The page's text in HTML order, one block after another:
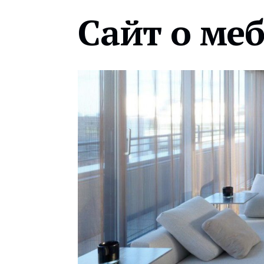
Сайт о